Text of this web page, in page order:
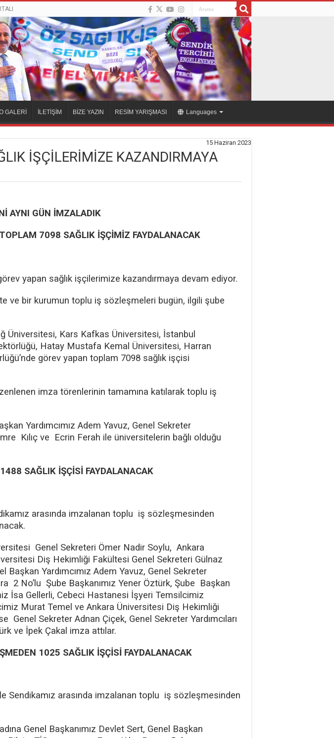
GALERİ İLETİŞİM BİZE YAZIN RESİM YARIŞMASI Languages
15 Haziran 2023
İŞÇİLERİMİZE KAZANDIRMAYA
AYNI GÜN İMZALADIK
7098 SAĞLIK İŞÇİMİZ FAYDALANACAK
yapan sağlık işçilerimize kazandırmaya devam ediyor.
ve bir kurumun toplu iş sözleşmeleri bugün, ilgili şube
Üniversitesi, Kars Kafkas Üniversitesi, İstanbul
Hatay Mustafa Kemal Üniversitesi, Harran
görev yapan toplam 7098 sağlık işçisi
imza törenlerinin tamamına katılarak toplu iş
Yardımcımız Adem Yavuz, Genel Sekreter
Kılıç ve Ecrin Ferah ile üniversitelerin bağlı olduğu
SAĞLIK İŞÇİSİ FAYDALANACAK
arasında imzalanan toplu iş sözleşmesinden
Genel Sekreteri Ömer Nadir Soylu, Ankara
Diş Hekimliği Fakültesi Genel Sekreteri Gülnaz
Başkan Yardımcımız Adem Yavuz, Genel Sekreter
2 No’lu Şube Başkanımız Yener Öztürk, Şube Başkan
İsa Gellerli, Cebeci Hastanesi İşyeri Temsilcimiz
Murat Temel ve Ankara Üniversitesi Diş Hekimliği
Sekreter Adnan Çiçek, Genel Sekreter Yardımcıları
ve İpek Çakal imza attılar.
1025 SAĞLIK İŞÇİSİ FAYDALANACAK
Sendikamız arasında imzalanan toplu iş sözleşmesinden
Genel Başkanımız Devlet Sert, Genel Başkan